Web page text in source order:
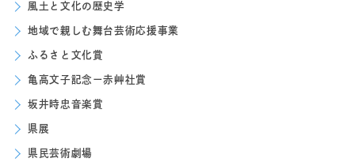
風土と文化の歴史学
地域で親しむ舞台芸術応援事業
ふるさと文化賞
亀高文子記念ー赤艸社賞
坂井時忠音楽賞
県展
県民芸術劇場